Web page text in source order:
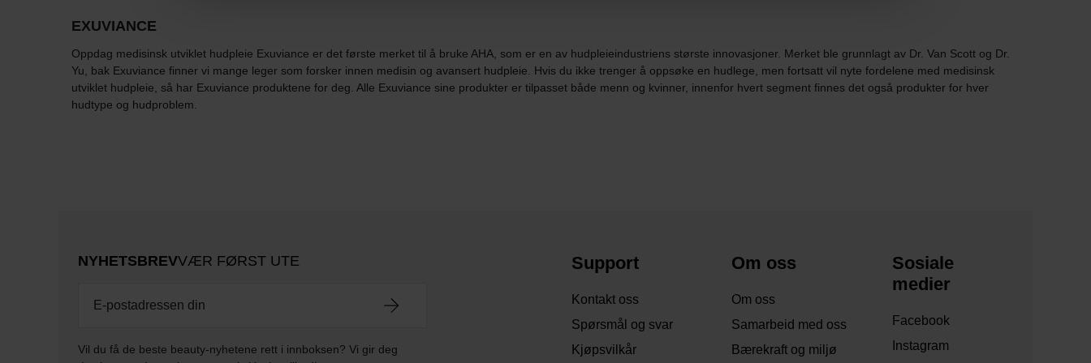
EXUVIANCE
Oppdag medisinsk utviklet hudpleie Exuviance er det første merket til å bruke AHA, som er en av hudpleieindustriens største innovasjoner. Merket ble grunnlagt av Dr. Van Scott og Dr.
Yu, bak Exuviance finner vi mange leger som forsker innen medisin og avansert hudpleie. Hvis du ikke trenger å oppsøke en hudlege, men fortsatt vil nyte fordelene med medisinsk
utviklet hudpleie, så har Exuviance produktene for deg. Alle Exuviance sine produkter er tilpasset både menn og kvinner, innenfor hvert segment finnes det også produkter for hver
hudtype og hudproblem.
NYHETSBREVVÆR FØRST UTE
Vil du få de beste beauty-nyhetene rett i innboksen? Vi gir deg
Support
Kontakt oss
Spørsmål og svar
Kjøpsvilkår
Om oss
Om oss
Samarbeid med oss
Bærekraft og miljø
Sosiale
medier
Facebook
Instagram